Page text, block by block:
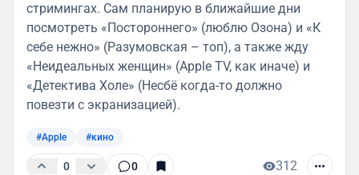
стримингах. Сам планирую в ближайшие дни
посмотреть «Постороннего» (люблю Озона) и «К
себе нежно» (Разумовская – топ), а также жду
«Неидеальных женщин» (Apple TV, как иначе) и
«Детектива Холе» (Несбё когда-то должно
повезти с экранизацией).
#Apple #кино
0 0 312